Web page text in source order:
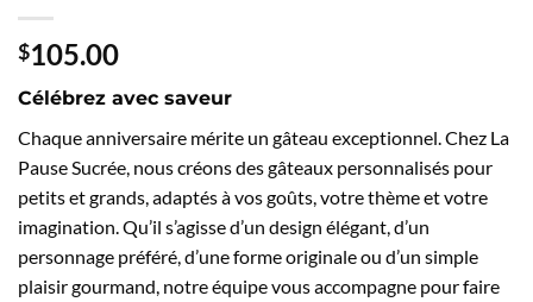
$105.00
Célébrez avec saveur
Chaque anniversaire mérite un gâteau exceptionnel. Chez La
Pause Sucrée, nous créons des gâteaux personnalisés pour
petits et grands, adaptés à vos goûts, votre thème et votre
imagination. Qu’il s’agisse d’un design élégant, d’un
personnage préféré, d’une forme originale ou d’un simple
plaisir gourmand, notre équipe vous accompagne pour faire